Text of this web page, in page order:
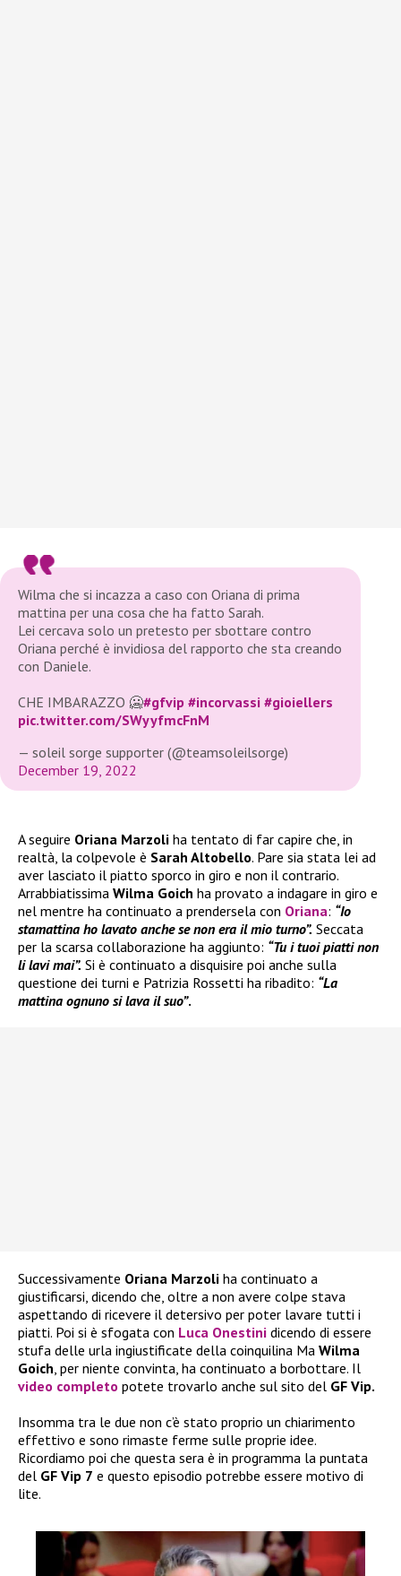
Wilma che si incazza a caso con Oriana di prima
mattina per una cosa che ha fatto Sarah.
Lei cercava solo un pretesto per sbottare contro
Oriana perché è invidiosa del rapporto che sta creando
con Daniele.
CHE IMBARAZZO 🥶#gfvip #incorvassi #gioiellers
pic.twitter.com/SWyyfmcFnM
— soleil sorge supporter (@teamsoleilsorge)
December 19, 2022
A seguire Oriana Marzoli ha tentato di far capire che, in
realtà, la colpevole è Sarah Altobello. Pare sia stata lei ad
aver lasciato il piatto sporco in giro e non il contrario.
Arrabbiatissima Wilma Goich ha provato a indagare in giro e
nel mentre ha continuato a prendersela con Oriana: “Io
stamattina ho lavato anche se non era il mio turno”. Seccata
per la scarsa collaborazione ha aggiunto: “Tu i tuoi piatti non
li lavi mai”. Si è continuato a disquisire poi anche sulla
questione dei turni e Patrizia Rossetti ha ribadito: “La
mattina ognuno si lava il suo”.
Successivamente Oriana Marzoli ha continuato a
giustificarsi, dicendo che, oltre a non avere colpe stava
aspettando di ricevere il detersivo per poter lavare tutti i
piatti. Poi si è sfogata con Luca Onestini dicendo di essere
stufa delle urla ingiustificate della coinquilina Ma Wilma
Goich, per niente convinta, ha continuato a borbottare. Il
video completo potete trovarlo anche sul sito del GF Vip.
Insomma tra le due non c’è stato proprio un chiarimento
effettivo e sono rimaste ferme sulle proprie idee.
Ricordiamo poi che questa sera è in programma la puntata
del GF Vip 7 e questo episodio potrebbe essere motivo di
lite.